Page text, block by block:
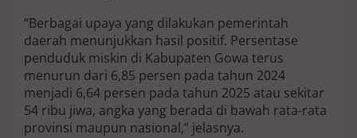
“Berbagai upaya yang dilakukan pemerintah
daerah menunjukkan hasil positif. Persentase
penduduk miskin di Kabupaten Gowa terus
menurun dari 6,85 persen pada tahun 2024
menjadi 6,64 persen pada tahun 2025 atau sekitar
54 ribu jiwa, angka yang berada di bawah rata-rata
provinsi maupun nasional,” jelasnya.